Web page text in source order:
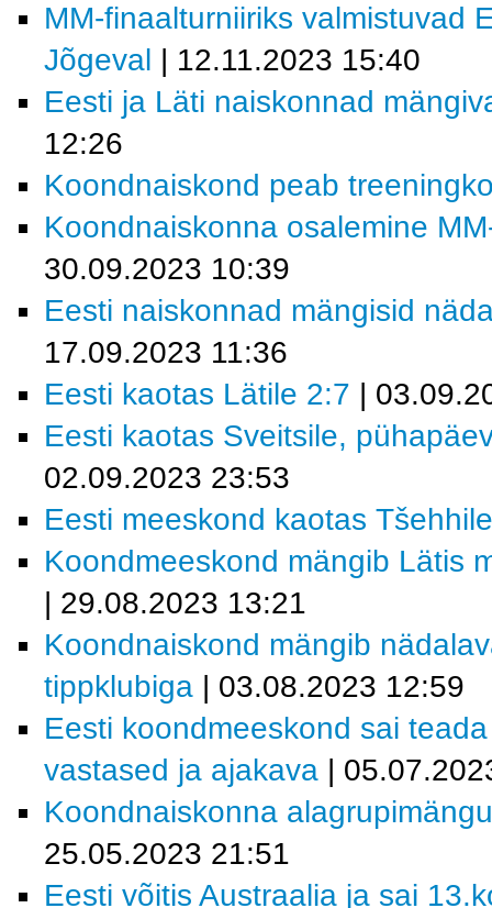
MM-finaalturniiriks valmistuvad
Jõgeval | 12.11.2023 15:40
Eesti ja Läti naiskonnad
12:26
Koondnaiskond peab
Koondnaiskonna osalemine
30.09.2023 10:39
Eesti naiskonnad mängisid
17.09.2023 11:36
Eesti kaotas Lätile 2:7 |
Eesti kaotas Sveitsile,
02.09.2023 23:53
Eesti meeskond kaotas
Koondmeeskond mängib Lätis
| 29.08.2023 13:21
Koondnaiskond mängib
tippklubiga | 03.08.2023 12:59
Eesti koondmeeskond sai
vastased ja ajakava |
Koondnaiskonna
25.05.2023 21:51
Eesti võitis Austraalia ja sai